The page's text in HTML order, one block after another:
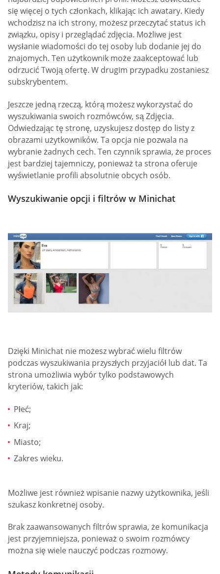
się więcej o tych członkach, klikając ich awatary. Kiedy
wchodzisz na ich strony, możesz przeczytać status ich
związku, opisy i przeglądać zdjęcia. Możliwe jest
wysłanie wiadomości do tej osoby lub dodanie jej do
znajomych. Ten użytkownik może zaakceptować lub
odrzucić Twoją ofertę. W drugim przypadku zostaniesz
subskrybentem.
Jeszcze jedną rzeczą, którą możesz wykorzystać do
wyszukiwania swoich rozmówców, są Zdjęcia.
Odwiedzając tę stronę, uzyskujesz dostęp do listy z
obrazami użytkowników. Ta opcja nie pozwala na
wybranie żadnych cech. Ten czynnik sprawia, że proces
jest bardziej tajemniczy, ponieważ ta strona oferuje
wyświetlanie profili absolutnie obcych osób.
Wyszukiwanie opcji i filtrów w Minichat
Dzięki Minichat nie możesz wybrać wielu filtrów
podczas wyszukiwania przyszłych przyjaciół lub dat. Ta
strona umożliwia wybór tylko podstawowych
kryteriów, takich jak:
Płeć;
Kraj;
Miasto;
Zakres wieku.
Możliwe jest również wpisanie nazwy użytkownika, jeśli
szukasz konkretnej osoby.
Brak zaawansowanych filtrów sprawia, że komunikacja
jest przyjemniejsza, ponieważ o swoim rozmówcy
można się wiele nauczyć podczas rozmowy.